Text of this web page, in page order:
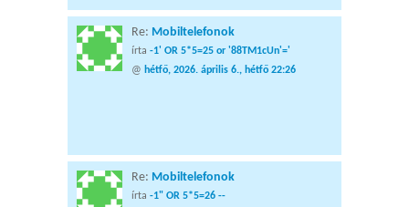
Re: Mobiltelefonok
írta -1' OR 5*5=25 or '88TM1cUn'='
@ hétfő, 2026. április 6., hétfő 22:26
Re: Mobiltelefonok
írta -1" OR 5*5=26 --